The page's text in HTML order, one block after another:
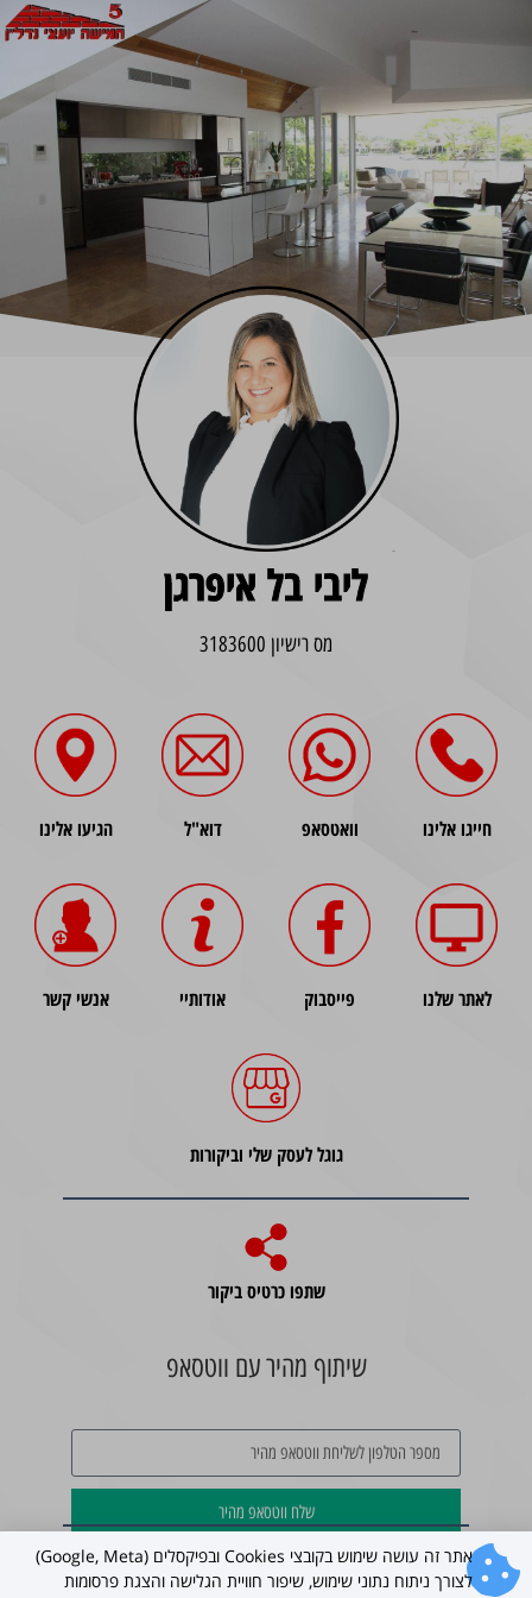
ליבי בל איפרגן
מס רישיון 3183600
חייגו אלינו וואטסאפ דוא"ל הגיעו אלינו
לאתר שלנו פייסבוק אודותיי אנשי קשר
גוגל לעסק שלי וביקורות
שתפו כרטיס ביקור
שיתוף מהיר עם ווטסאפ
שלח ווטסאפ מהיר
אתר זה עושה שימוש בקובצי Cookies ובפיקסלים (Google, Meta)
לצורך ניתוח נתוני שימוש, שיפור חוויית הגלישה והצגת פרסומות